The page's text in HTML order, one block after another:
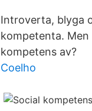
Introverta, blyga
kompetenta. Men
kompetens av?
Coelho